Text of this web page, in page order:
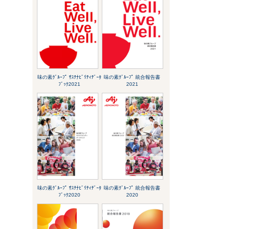
味の素ｸﾞﾙｰﾌﾟ ｻｽﾃﾅﾋﾞﾘﾃｨﾃﾞｰﾀ
ﾌﾞｯｸ2021
味の素ｸﾞﾙｰﾌﾟ 統合報告書
2021
味の素ｸﾞﾙｰﾌﾟ ｻｽﾃﾅﾋﾞﾘﾃｨﾃﾞｰﾀ
ﾌﾞｯｸ2020
味の素ｸﾞﾙｰﾌﾟ 統合報告書
2020